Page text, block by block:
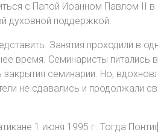
с Папой Иоанном Павлом II
духовной поддержкой.
Занятия проходили в
время. Семинаристы питались
закрытия семинарии. Но,
не сдавались и продолжали
1 июня 1995 г. Тогда